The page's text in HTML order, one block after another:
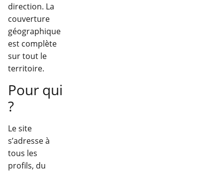
direction. La
couverture
géographique
est complète
sur tout le
territoire.
Pour qui
?
Le site
s’adresse à
tous les
profils, du